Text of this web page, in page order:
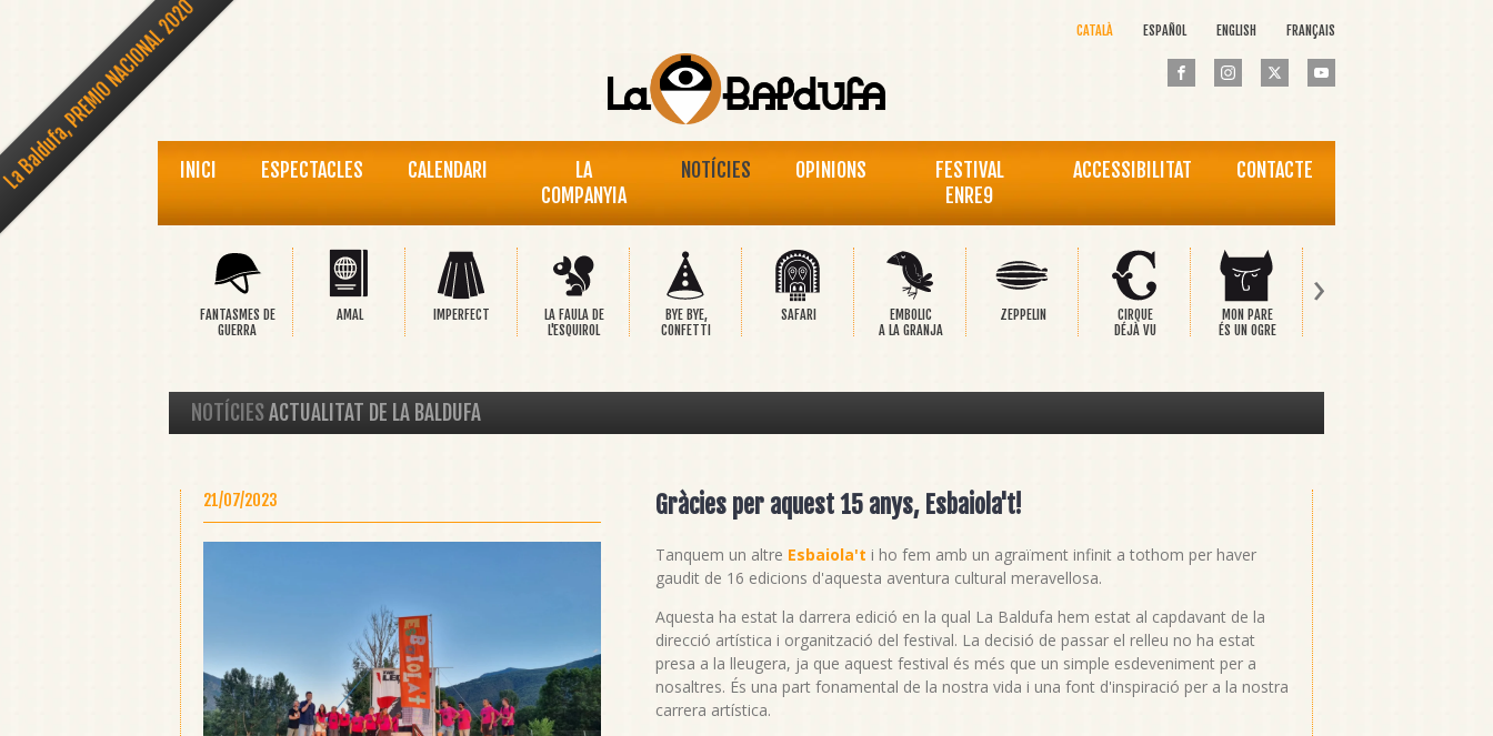
La Baldufa, PREMIO NACIONAL 2020 CATALÀ ESPAÑOL ENGLISH FRANÇAIS
INICI ESPECTACLES CALENDARI
LA
COMPANYIA
NOTÍCIES OPINIONS
FESTIVAL
ENRE9
ACCESSIBILITAT CONTACTE
FANTASMES DE
GUERRA
AMAL IMPERFECT
LA FAULA DE
L'ESQUIROL
BYE BYE,
CONFETTI
SAFARI
EMBOLIC
A LA GRANJA
ZEPPELIN
CIRQUE
DÉJÀ VU
MON PARE
ÉS UN OGRE
›
NOTÍCIESACTUALITAT DE LA BALDUFA
21/07/2023 Gràcies per aquest 15 anys, Esbaiola't!
Tanquem un altre Esbaiola't i ho fem amb un agraïment infinit a tothom per haver
gaudit de 16 edicions d'aquesta aventura cultural meravellosa.
Aquesta ha estat la darrera edició en la qual La Baldufa hem estat al capdavant de la
direcció artística i organització del festival. La decisió de passar el relleu no ha estat
presa a la lleugera, ja que aquest festival és més que un simple esdeveniment per a
nosaltres. És una part fonamental de la nostra vida i una font d'inspiració per a la nostra
carrera artística.